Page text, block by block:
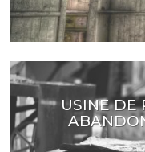
USINE DE